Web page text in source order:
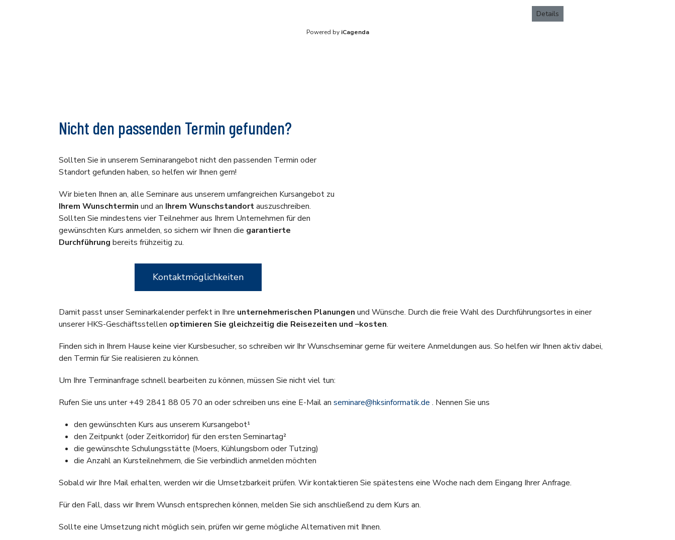
Details
Powered by iCagenda
Nicht den passenden Termin gefunden?
Sollten Sie in unserem Seminarangebot nicht den passenden Termin oder
Standort gefunden haben, so helfen wir Ihnen gern!
Wir bieten Ihnen an, alle Seminare aus unserem umfangreichen Kursangebot zu
Ihrem Wunschtermin und an Ihrem Wunschstandortauszuschreiben.
Sollten Sie mindestens vier Teilnehmer aus Ihrem Unternehmen für den
gewünschten Kurs anmelden, so sichern wir Ihnen die garantierte
Durchführung bereits frühzeitig zu.
Kontaktmöglichkeiten
Damit passt unser Seminarkalender perfekt in Ihre unternehmerischen Planungen und Wünsche. Durch die freie Wahl des Durchführungsortes in einer
unserer HKS-Geschäftsstellen optimieren Sie gleichzeitig die Reisezeiten und –kosten.
Finden sich in Ihrem Hause keine vier Kursbesucher, so schreiben wir Ihr Wunschseminar gerne für weitere Anmeldungen aus. So helfen wir Ihnen aktiv dabei,
den Termin für Sie realisieren zu können.
Um Ihre Terminanfrage schnell bearbeiten zu können, müssen Sie nicht viel tun:
Rufen Sie uns unter +49 2841 88 05 70 an oder schreiben uns eine E-Mail an seminare@hksinformatik.de . Nennen Sie uns
den gewünschten Kurs aus unserem Kursangebot¹
den Zeitpunkt (oder Zeitkorridor) für den ersten Seminartag²
die gewünschte Schulungsstätte (Moers, Kühlungsborn oder Tutzing)
die Anzahl an Kursteilnehmern, die Sie verbindlich anmelden möchten
Sobald wir Ihre Mail erhalten, werden wir die Umsetzbarkeit prüfen. Wir kontaktieren Sie spätestens eine Woche nach dem Eingang Ihrer Anfrage.
Für den Fall, dass wir Ihrem Wunsch entsprechen können, melden Sie sich anschließend zu dem Kurs an.
Sollte eine Umsetzung nicht möglich sein, prüfen wir gerne mögliche Alternativen mit Ihnen.